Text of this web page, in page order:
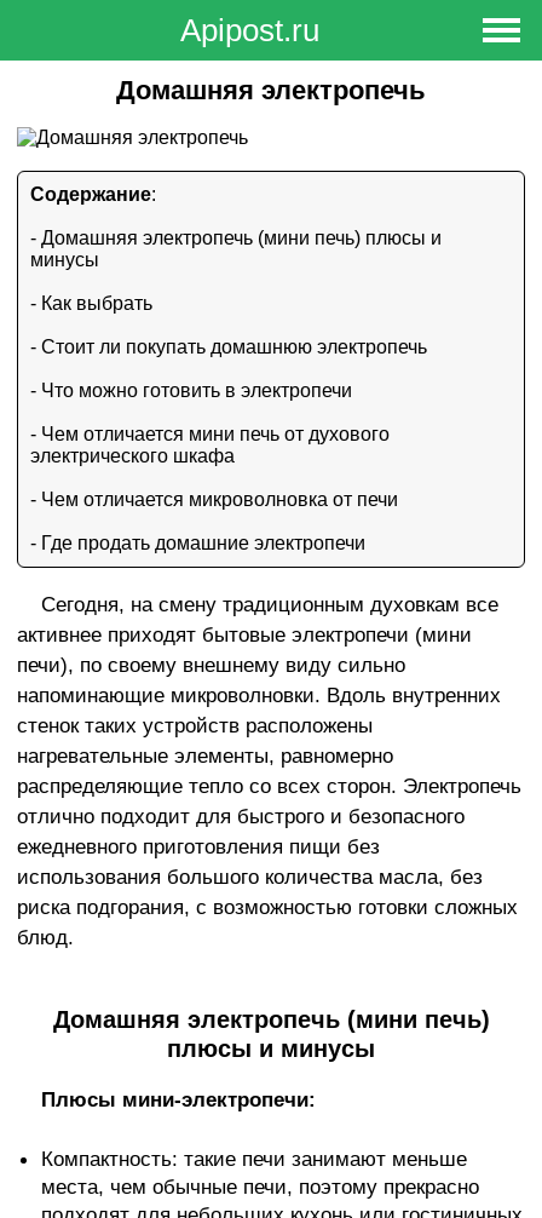
Apipost.ru
Вход в Личный кабинет
Регистрация
Домашняя электропечь
Содержание:
- Домашняя электропечь (мини печь) плюсы и
минусы
- Как выбрать
- Стоит ли покупать домашнюю электропечь
- Что можно готовить в электропечи
- Чем отличается мини печь от духового
электрического шкафа
- Чем отличается микроволновка от печи
- Где продать домашние электропечи
Сегодня, на смену традиционным духовкам все
активнее приходят бытовые электропечи (мини
печи), по своему внешнему виду сильно
напоминающие микроволновки. Вдоль внутренних
стенок таких устройств расположены
нагревательные элементы, равномерно
распределяющие тепло со всех сторон. Электропечь
отлично подходит для быстрого и безопасного
ежедневного приготовления пищи без
использования большого количества масла, без
риска подгорания, с возможностью готовки сложных
блюд.
Домашняя электропечь (мини печь)
плюсы и минусы
Плюсы мини-электропечи:
Компактность: такие печи занимают меньше
места, чем обычные печи, поэтому прекрасно